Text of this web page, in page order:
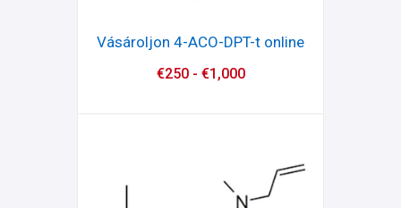
Vásároljon 4-ACO-DPT-t online
€250- €1,000